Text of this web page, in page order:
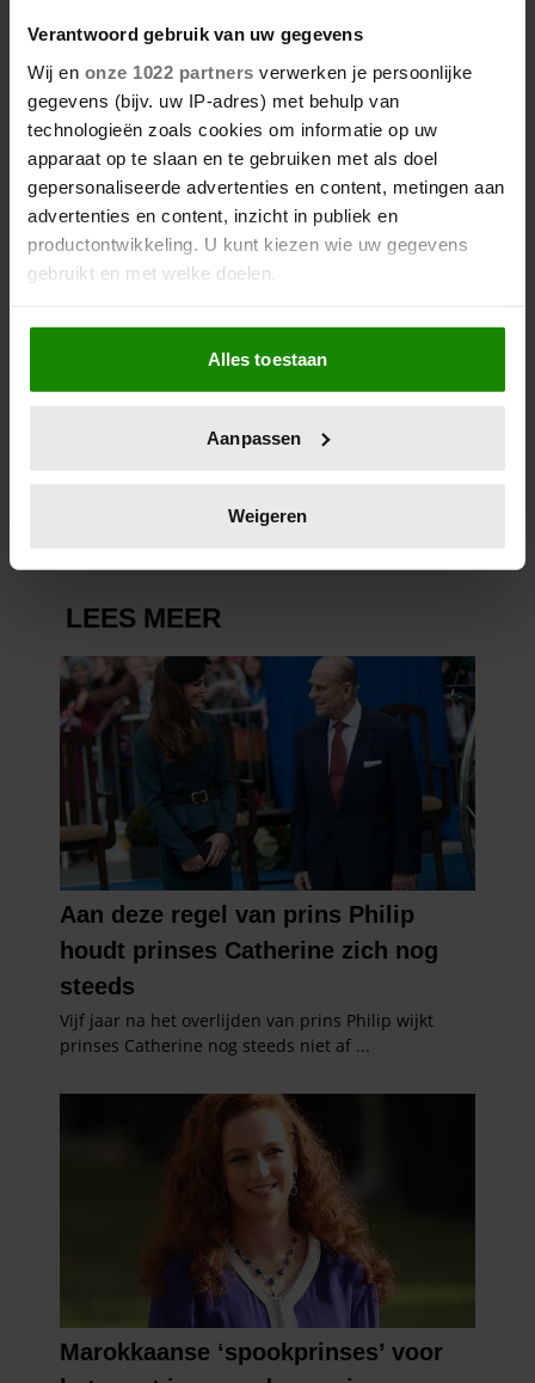
Verantwoord gebruik van uw gegevens
Wij en onze 1022 partners verwerken je persoonlijke
gegevens (bijv. uw IP-adres) met behulp van
technologieën zoals cookies om informatie op uw
apparaat op te slaan en te gebruiken met als doel
gepersonaliseerde advertenties en content, metingen aan
advertenties en content, inzicht in publiek en
productontwikkeling. U kunt kiezen wie uw gegevens
gebruikt en met welke doelen.
Als u het toestaat, willen we ook graag:
Informatie verzamelen over uw geografische
locatie, die tot een paar meter nauwkeurig kan zijn
scannen op specifieke eigenschappen (fingerprinting)
verwerkt en stel uw voorkeuren in het
intrekken in de Cookieverklaring.
We gebruiken cookies om content en advertenties te
personaliseren, om functies voor social media te bieden
en om ons websiteverkeer te analyseren. Ook delen we
informatie over uw gebruik van onze site met onze
partners voor social media, adverteren en analyse. Deze
partners kunnen deze gegevens combineren met andere
informatie die u aan ze heeft verstrekt of die ze hebben
verzameld op basis van uw gebruik van hun services. U
gaat akkoord met onze cookies als u onze website blijft
gebruiken.
Alles toestaan
Aanpassen
Weigeren
MODEMERKEN VAN PRINSES
CATHERINE
23 april 2026
GESPANNEN BAND: DÍT IS DE